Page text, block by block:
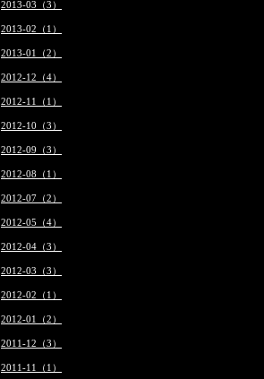
2013-03（3）
2013-02（1）
2013-01（2）
2012-12（4）
2012-11（1）
2012-10（3）
2012-09（3）
2012-08（1）
2012-07（2）
2012-05（4）
2012-04（3）
2012-03（3）
2012-02（1）
2012-01（2）
2011-12（3）
2011-11（1）